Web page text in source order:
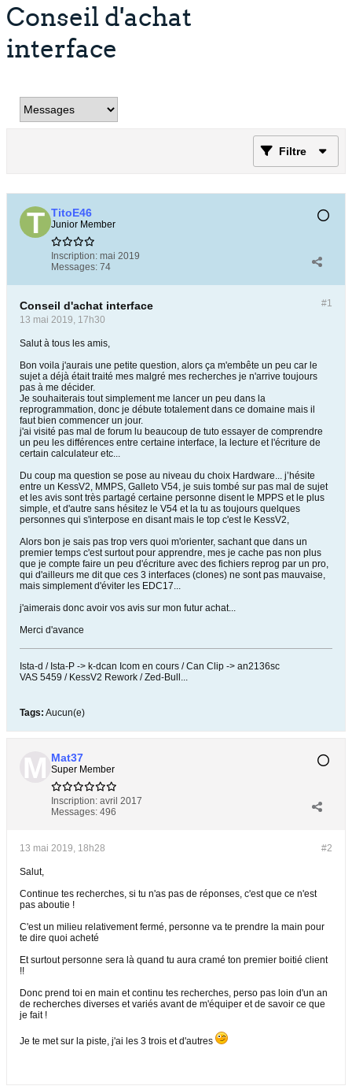
Conseil d'achat
interface
Filtre
TitoE46
Junior Member
Inscription: mai 2019
Messages: 74
#1
Conseil d'achat interface
13 mai 2019, 17h30
Salut à tous les amis,
Bon voila j'aurais une petite question, alors ça m'embête un peu car le
sujet a déjà était traité mes malgré mes recherches je n'arrive toujours
pas à me décider.
Je souhaiterais tout simplement me lancer un peu dans la
reprogrammation, donc je débute totalement dans ce domaine mais il
faut bien commencer un jour.
j'ai visité pas mal de forum lu beaucoup de tuto essayer de comprendre
un peu les différences entre certaine interface, la lecture et l'écriture de
certain calculateur etc...
Du coup ma question se pose au niveau du choix Hardware... j’hésite
entre un KessV2, MMPS, Galleto V54, je suis tombé sur pas mal de sujet
et les avis sont très partagé certaine personne disent le MPPS et le plus
simple, et d'autre sans hésitez le V54 et la tu as toujours quelques
personnes qui s'interpose en disant mais le top c'est le KessV2,
Alors bon je sais pas trop vers quoi m'orienter, sachant que dans un
premier temps c'est surtout pour apprendre, mes je cache pas non plus
que je compte faire un peu d'écriture avec des fichiers reprog par un pro,
qui d'ailleurs me dit que ces 3 interfaces (clones) ne sont pas mauvaise,
mais simplement d'éviter les EDC17...
j'aimerais donc avoir vos avis sur mon futur achat...
Merci d'avance
Ista-d / Ista-P -> k-dcan Icom en cours / Can Clip -> an2136sc
VAS 5459 / KessV2 Rework / Zed-Bull...
Tags: Aucun(e)
Mat37
Super Member
Inscription: avril 2017
Messages: 496
#2
13 mai 2019, 18h28
Salut,
Continue tes recherches, si tu n'as pas de réponses, c'est que ce n'est
pas aboutie !
C'est un milieu relativement fermé, personne va te prendre la main pour
te dire quoi acheté
Et surtout personne sera là quand tu aura cramé ton premier boitié client
!!
Donc prend toi en main et continu tes recherches, perso pas loin d'un an
de recherches diverses et variés avant de m'équiper et de savoir ce que
je fait !
Je te met sur la piste, j'ai les 3 trois et d'autres